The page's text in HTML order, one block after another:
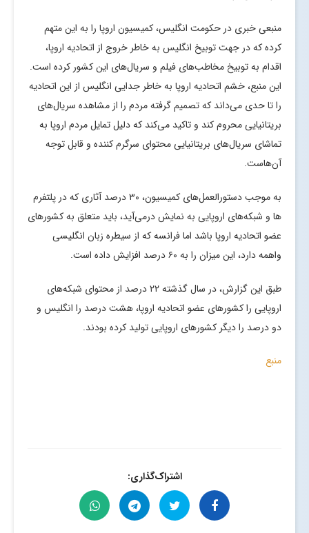
منبعی خبری در حکومت انگلیس، کمیسیون اروپا را به این متهم
کرده که در جهت توبیخ انگلیس به خاطر خروج از اتحادیه اروپا،
اقدام به توبیخ مخاطب‌های فیلم و سریال‌های این کشور کرده است.
این منبع، خشم اتحادیه اروپا به خاطر جدایی انگلیس از این اتحادیه
را تا حدی می‌داند که تصمیم گرفته مردم را از مشاهده سریال‌های
بریتانیایی محروم کند و تاکید می‌کند که دلیل تمایل مردم اروپا به
تماشای سریال‌های بریتانیایی محتوای سرگرم کننده و قابل توجه
آن‌هاست.
به موجب دستورالعمل‌های کمیسیون، ۳۰ درصد آثاری که در پلتفرم
ها و شبکه‌های اروپایی به نمایش درمی‌آید، باید متعلق به کشورهای
عضو اتحادیه اروپا باشد اما فرانسه که از سیطره زبان انگلیسی
واهمه دارد، این میزان را به ۶۰ درصد افزایش داده است.
طبق این گزارش، در سال گذشته ۲۲ درصد از محتوای شبکه‌های
اروپایی را کشورهای عضو اتحادیه اروپا، هشت درصد را انگلیس و
دو درصد را دیگر کشورهای اروپایی تولید کرده بودند.
منبع
اشتراک‌گذاری: